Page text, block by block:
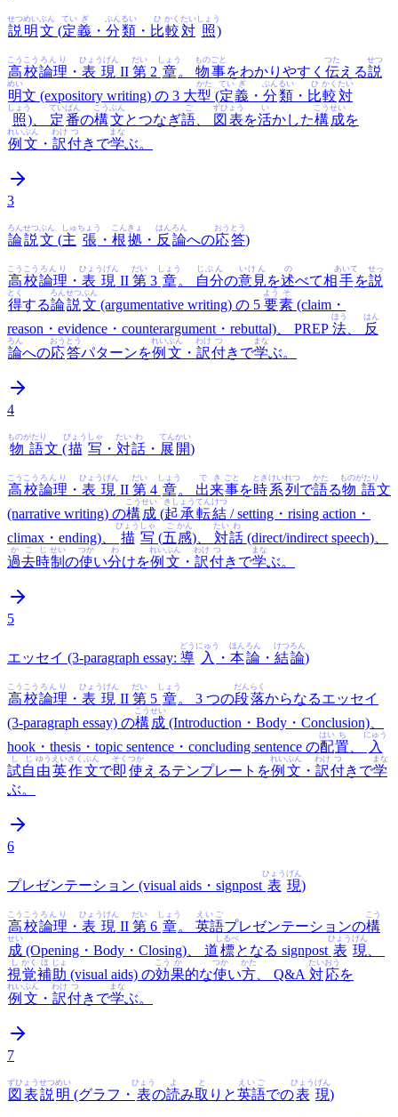
説明
せつめい
文
ぶん
(定
てい
義
ぎ
・ 分
ぶん
類
るい
・ 比
ひ
較
かく
対
たい
照
しょう
)
高校
こうこう
論理
ろんり
・ 表現
ひょうげん
II 第
だい
2 章
しょう
。 物事
ものごと
をわかりやすく 伝
つた
える説
せつ
明
めい
文 (expository writing) の 3 大型
かた
(定
てい
義
ぎ
・ 分
ぶん
類
るい
・ 比
ひ
較
かく
対
たい
照
しょう
)、 定
てい
番
ばん
の構
こう
文
ぶん
とつなぎ語
ご
図表
ずひょう
を活
い
かした構
こう
成
せい
を
例文
れいぶん
・ 訳
わけ
付
つ
きで学
まな
ぶ。
3
論
ろん
説
せつ
文
ぶん
(主
しゅ
張
ちょう
・ 根
こん
拠
きょ
・ 反
はん
論
ろん
への応
おう
答
とう
)
高校
こうこう
論理
ろんり
・ 表現
ひょうげん
II 第
だい
3 章
しょう
。 自分
じぶん
の意見
いけん
を述
の
べて相手
あいて
を説
せっ
得
とく
する論
ろん
説
せつ
文
ぶん
(argumentative writing) の 5 要
よう
素
そ
(claim・
reason・evidence・counterargument・rebuttal)、 PREP 法
ほう
反
はん
論
ろん
への応
おう
答
とう
パターンを例文
れいぶん
・ 訳
わけ
付
つ
きで学
まな
ぶ。
4
物語
ものがたり
文 (描
びょう
写
しゃ
・ 対
たい
話
わ
・ 展
てん
開
かい
)
高校
こうこう
論理
ろんり
・ 表現
ひょうげん
II 第
だい
4 章
しょう
。 出
で
来
き
事
ごと
を時
とき
系
けい
列
れつ
で語
かた
る物語
ものがたり
文
(narrative writing) の構
こう
成
せい
(起承転結
きしょうてんけつ
/ setting・rising action・
climax・ending)、
描
びょう
写
しゃ
(五
ご
感
かん
)、 対
たい
話
わ
(direct/indirect speech)、
過
か
去
こ
時
じ
制
せい
の使
つか
い分
わ
けを例文
れいぶん
・ 訳
わけ
付
つ
きで学
まな
ぶ。
5
エッセイ (3-paragraph essay: 導
どう
入
にゅう
・ 本
ほん
論
ろん
・ 結
けつ
論
ろん
)
高校
こうこう
論理
ろんり
・ 表現
ひょうげん
II 第
だい
5 章
しょう
。 3 つの段
だん
落
らく
からなるエッセイ
(3-paragraph essay) の構
こう
成
せい
(Introduction・Body・Conclusion)、
hook・thesis・topic sentence・concluding sentence の配
はい
置
ち
入
にゅう
試
し
自
じ
由
ゆう
英
えい
作文
さくぶん
で即
そく
使
つか
えるテンプレートを例文
れいぶん
・ 訳
わけ
付
つ
きで学
まな
ぶ。
6
プレゼンテーション (visual aids・signpost 表
ひょう
現
げん
)
高校
こうこう
論理
ろんり
・ 表現
ひょうげん
II 第
だい
6 章
しょう
。 英語
えいご
プレゼンテーションの構
こう
成
せい
(Opening・Body・Closing)、 道標
しるべ
となる signpost 表
ひょう
現
げん
視
し
覚
かく
補
ほ
助
じょ
(visual aids) の効
こう
果
か
的な使
つか
い方
かた
、 Q&A 対
たい
応
おう
を
例文
れいぶん
・ 訳
わけ
付
つ
きで学
まな
ぶ。
7
図表
ずひょう
説
せつ
明
めい
(グラフ・ 表
ひょう
の読
よ
み取
と
りと英語
えいご
での表
ひょう
現
げん
)